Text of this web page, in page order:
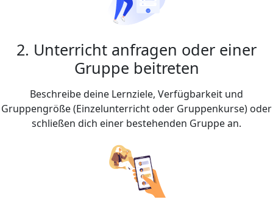
2. Unterricht anfragen oder einer
Gruppe beitreten
Beschreibe deine Lernziele, Verfügbarkeit und
Gruppengröße (Einzelunterricht oder Gruppenkurse) oder
schließen dich einer bestehenden Gruppe an.